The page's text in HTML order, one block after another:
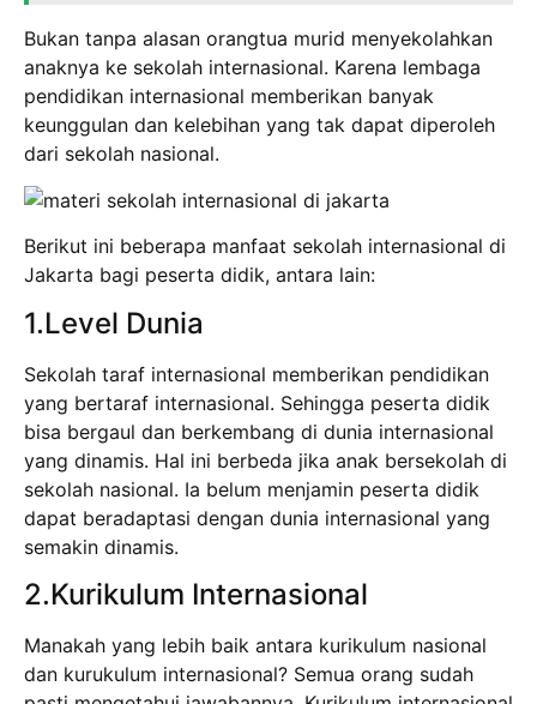
Bukan tanpa alasan orangtua murid menyekolahkan
anaknya ke sekolah internasional. Karena lembaga
pendidikan internasional memberikan banyak
keunggulan dan kelebihan yang tak dapat diperoleh
dari sekolah nasional.
Berikut ini beberapa manfaat sekolah internasional di
Jakarta bagi peserta didik, antara lain:
1.Level Dunia
Sekolah taraf internasional memberikan pendidikan
yang bertaraf internasional. Sehingga peserta didik
bisa bergaul dan berkembang di dunia internasional
yang dinamis. Hal ini berbeda jika anak bersekolah di
sekolah nasional. Ia belum menjamin peserta didik
dapat beradaptasi dengan dunia internasional yang
semakin dinamis.
2.Kurikulum Internasional
Manakah yang lebih baik antara kurikulum nasional
dan kurukulum internasional? Semua orang sudah